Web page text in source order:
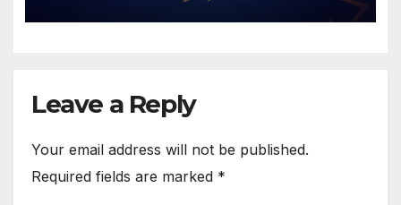
Leave a Reply
Your email address will not be published.
Required fields are marked *